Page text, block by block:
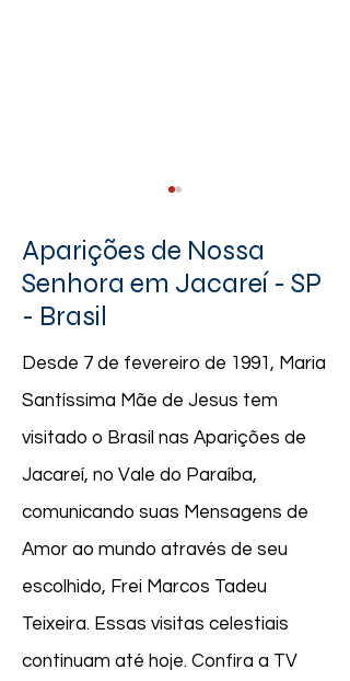
07.07.2021|"A minha
misericórdia irrompeu com
toda a sua força nas
nossas aparições aqui."
Aparições de Nossa
Senhora em Jacareí - SP
- Brasil
Desde 7 de fevereiro de 1991, Maria
Santíssima Mãe de Jesus tem
visitado o Brasil nas Aparições de
Jacareí, no Vale do Paraíba,
comunicando suas Mensagens de
Amor ao mundo através de seu
escolhido, Frei Marcos Tadeu
Teixeira. Essas visitas celestiais
continuam até hoje. Confira a TV